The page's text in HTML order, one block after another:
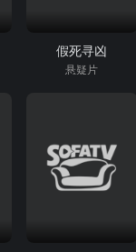
假死寻凶
悬疑片